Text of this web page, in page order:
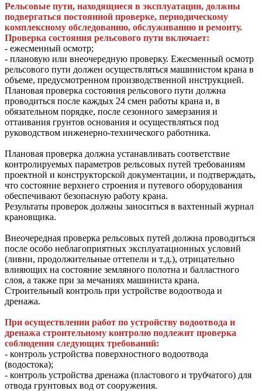
Рельсовые пути, находящиеся в эксплуатации, должны
подвергаться постоянной проверке, периодическому
комплексному обследованию, обслуживанию и ремонту.
Проверка состояния рельсового пути включает:
- ежесменный осмотр;
- плановую или внеочередную проверку. Ежесменный осмотр
рельсового пути должен осуществляться машинистом крана в
объеме, предусмотренном производственной инструкцией.
Плановая проверка состояния рельсового пути должна
проводиться после каждых 24 смен работы крана и, в
обязательном порядке, после сезонного замерзания и
оттаивания грунтов основания и осуществляться под
руководством инженерно-технического работника.
Плановая проверка должна устанавливать соответствие
контролируемых параметров рельсовых путей требованиям
проектной и конструкторской документации, и подтверждать,
что состояние верхнего строения и путевого оборудования
обеспечивают безопасную работу крана.
Результаты проверок должны заноситься в вахтенный журнал
крановщика.
Внеочередная проверка рельсовых путей должна проводиться
после особо неблагоприятных эксплуатационных условий
(ливни, продолжительные оттепели и т.д.), отрицательно
влияющих на состояние земляного полотна и балластного
слоя, а также при за мечаниях машиниста крана.
Строительный контроль при устройстве водоотвода и
дренажа.
При осуществлении работ по устройству водоотвода и
дренажа строительному контролю подлежит проверка
соблюдения следующих требований:
- контроль устройства поверхностного водоотвода
(водостока);
- контроль устройства дренажа (пластового и трубчатого) для
отвода грунтовых вод от сооружения.